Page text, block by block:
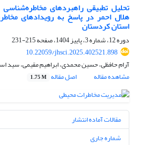
تحلیل تطبیقی راهبردهای
هلال احمر در پاسخ به رویدادهای
استان کردستان
دوره 12، شماره 3، پاییز 1404، صفحه
215-231
10.22059/jhsci.2025.402521.898
آرام حافظی، حسین محمدی، ابراهیم مقیمی، سید
مشاهده مقاله
اصل مقاله 1.75 M
مقالات آماده انتشار
شماره جاری